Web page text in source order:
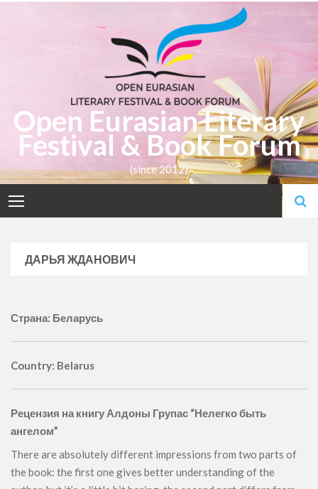
Open Eurasian Literary
Festival & Book Forum
(since 2012)
ДАРЬЯ ЖДАНОВИЧ
Страна: Беларусь
Country: Belarus
Рецензия на книгу Алдоны Групас “Нелегко быть
ангелом”
There are absolutely different impressions from two parts of
the book: the first one gives better understanding of the